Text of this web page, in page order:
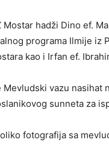
hadži Dino ef.
programa Ilmije iz
kao i Irfan ef.
Mevludski vazu nasihat
sunneta za
fotografija sa